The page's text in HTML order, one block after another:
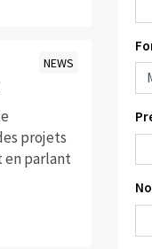
NEWS
projets
en parlant